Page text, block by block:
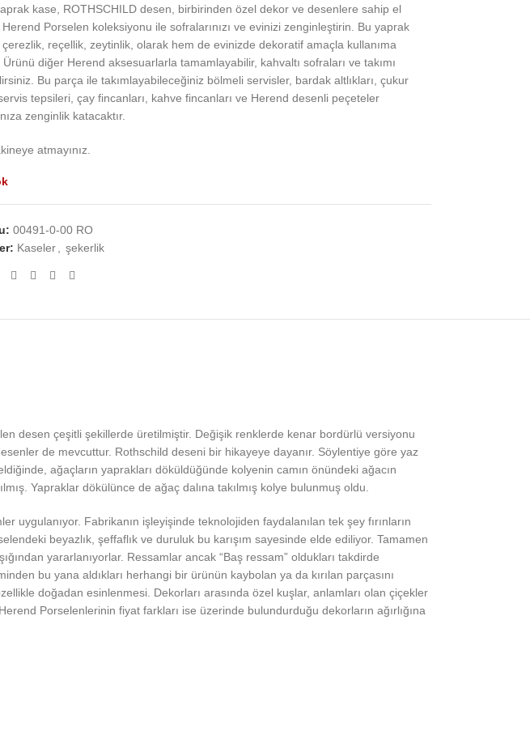
kase, ROTHSCHILD desen, birbirinden özel dekor ve desenlere sahip el
Herend Porselen koleksiyonu ile sofralarınızı ve evinizi zenginleştirin. Bu yaprak
reçellik, zeytinlik, olarak hem de evinizde dekoratif amaçla kullanıma
diğer Herend aksesuarlarla tamamlayabilir, kahvaltı sofraları ve takımı
Bu parça ile takımlayabileceğiniz bölmeli servisler, bardak altlıkları, çukur
tepsileri, çay fincanları, kahve fincanları ve Herend desenli peçeteler
zenginlik katacaktır.
atmayınız.
00491-0-00 RO
Kaseler şekerlik
desen çeşitli şekillerde üretilmiştir. Değişik renklerde kenar bordürlü versiyonu
de mevcuttur. Rothschild deseni bir hikayeye dayanır. Söylentiye göre yaz
ağaçların yaprakları döküldüğünde kolyenin camın önündeki ağacın
Yapraklar dökülünce de ağaç dalına takılmış kolye bulunmuş oldu.
Fabrikanın işleyişinde teknolojiden faydalanılan tek şey fırınların
beyazlık, şeffaflık ve duruluk bu karışım sayesinde elde ediliyor. Tamamen
yararlanıyorlar. Ressamlar ancak “Baş ressam” oldukları takdirde
bu yana aldıkları herhangi bir ürünün kaybolan ya da kırılan parçasını
doğadan esinlenmesi. Dekorları arasında özel kuşlar, anlamları olan çiçekler
Porselenlerinin fiyat farkları ise üzerinde bulundurduğu dekorların ağırlığına